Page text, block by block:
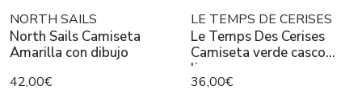
NORTH SAILS
North Sails Camiseta
Amarilla con dibujo
42,00€
LE TEMPS DE CERISES
Le Temps Des Cerises
Camiseta verde casco
limones
36,00€